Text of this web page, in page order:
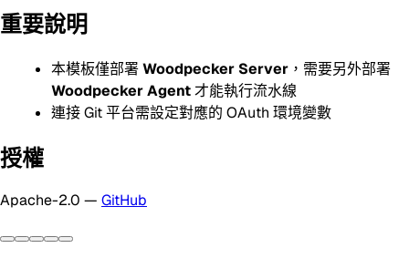
重要說明
本模板僅部署Woodpecker Server ，需要另外部署
Woodpecker Agent才能執行流水線
連接 Git 平台需設定對應的 OAuth 環境變數
授權
Apache-2.0 — GitHub